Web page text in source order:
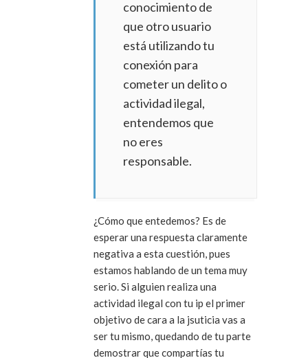
conocimiento de
que otro usuario
está utilizando tu
conexión para
cometer un delito o
actividad ilegal,
entendemos que
no eres
responsable.
¿Cómo que entedemos? Es de
esperar una respuesta claramente
negativa a esta cuestión, pues
estamos hablando de un tema muy
serio. Si alguien realiza una
actividad ilegal con tu ip el primer
objetivo de cara a la jsuticia vas a
ser tu mismo, quedando de tu parte
demostrar que compartías tu